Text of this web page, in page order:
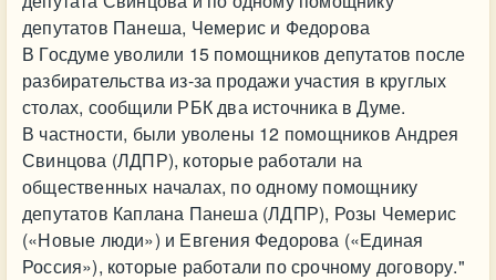
депутатов Панеша, Чемерис и Федорова
В Госдуме уволили 15 помощников депутатов после
разбирательства из-за продажи участия в круглых
столах, сообщили РБК два источника в Думе.
В частности, были уволены 12 помощников Андрея
Свинцова (ЛДПР), которые работали на
общественных началах, по одному помощнику
депутатов Каплана Панеша (ЛДПР), Розы Чемерис
(«Новые люди») и Евгения Федорова («Единая
Россия»), которые работали по срочному договору."